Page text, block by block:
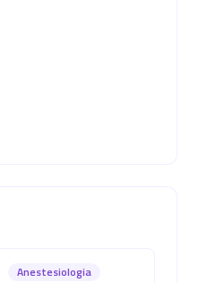
Anestesiologia